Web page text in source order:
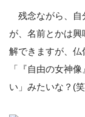
残念ながら、自
が、名前とかは
解できますが、仏
「『自由の女神
い」みたいな？(